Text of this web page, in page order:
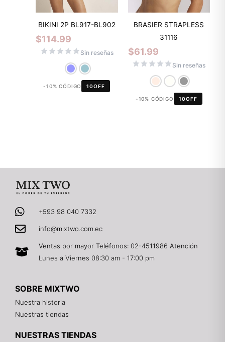
BIKINI 2P BL917-BL902
$114.99
Sin reseñas
-10% CÓDIGO 10OFF
BRASIER STRAPLESS
31116
$61.99
Sin reseñas
-10% CÓDIGO 10OFF
+593 98 040 7332
info@mixtwo.com.ec
Ventas por mayor Teléfonos: 02-4511986 Atención
Lunes a Viernes 08:30 am - 17:00 pm
SOBRE MIXTWO
Nuestra historia
Nuestras tiendas
NUESTRAS TIENDAS